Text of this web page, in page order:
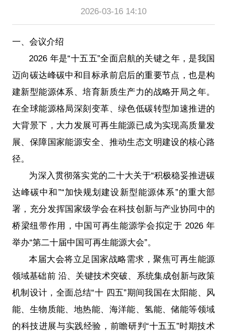
2026-03-16 14:10
一、会议介绍
2026 年是“十五五”全面启航的关键之年，是我国
迈向碳达峰碳中和目标承前启后的重要节点，也是构
建新型能源体系、培育新质生产力的战略开局之年。
在全球能源格局深刻变革、绿色低碳转型加速推进的
大背景下，大力发展可再生能源已成为实现高质量发
展、保障国家能源安全、推动生态文明建设的核心路
径。
为深入贯彻落实党的二十大关于“积极稳妥推进碳
达峰碳中和”“加快规划建设新型能源体系”的重大部
署，充分发挥国家级学会在科技创新与产业协同中的
桥梁纽带作用，中国可再生能源学会拟定于 2026 年
举办“第二十届中国可再生能源大会”。
本届大会将立足国家战略需求，聚焦可再生能源
领域基础前 沿、关键技术突破、系统集成创新与政策
机制设计，全面总结“十 四五”期间我国在太阳能、风
能、生物质能、地热能、海洋能、氢能、储能等领域
的科技进展与实践经验，前瞻研判“十五五”时期技术